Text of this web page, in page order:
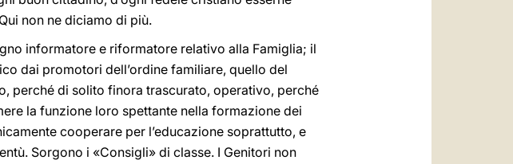
non ne diciamo di più.
informatore e riformatore relativo alla Famiglia; il
dai promotori dell’ordine familiare, quello del
perché di solito finora trascurato, operativo, perché
la funzione loro spettante nella formazione dei
cooperare per l’educazione soprattutto, e
Sorgono i «Consigli» di classe. I Genitori non